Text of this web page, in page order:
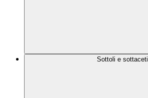
Sottoli e sottaceti